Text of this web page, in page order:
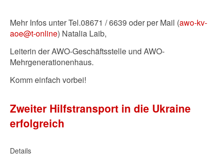
Mehr Infos unter Tel.08671 / 6639 oder per Mail (awo-kv-
aoe@t-online) Natalia Laib,
Leiterin der AWO-Geschäftsstelle und AWO-
Mehrgenerationenhaus.
Komm einfach vorbei!
Zweiter Hilfstransport in die Ukraine
erfolgreich
Details